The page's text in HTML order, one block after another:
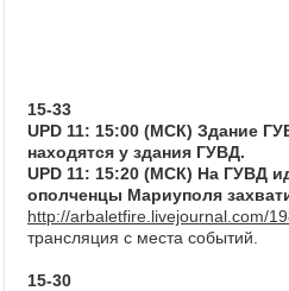
15-33
UPD 11: 15:00 (МСК) Здание
находятся у здания ГУВД.
UPD 11: 15:20 (МСК) На ГУВД
ополченцы Мариуполя
http://arbaletfire.livejournal.com/
трансляция с места событий.
15-30